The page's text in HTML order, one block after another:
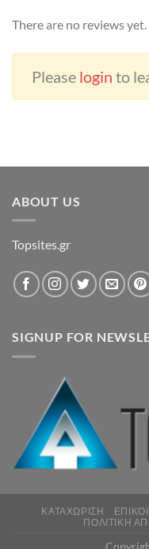
There are no reviews yet.
Please login to
ABOUT US
Topsites.gr
SIGNUP FOR
ΚΑΤΑΧΏΡΙΣΗ
ΠΟΛΙΤΙΚΉ